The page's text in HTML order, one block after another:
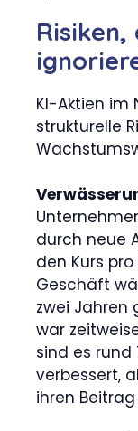
KI-Aktien im
strukturelle
durch neue
den Kurs
Geschäft
zwei Jahren
war
sind es rund
verbessert,
ihren